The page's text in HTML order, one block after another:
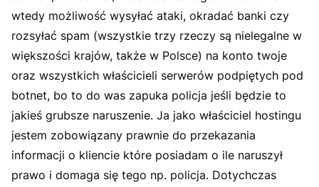
wtedy możliwość wysyłać ataki, okradać banki czy
rozsyłać spam (wszystkie trzy rzeczy są nielegalne w
większości krajów, także w Polsce) na konto twoje
oraz wszystkich właścicieli serwerów podpiętych pod
botnet, bo to do was zapuka policja jeśli będzie to
jakieś grubsze naruszenie. Ja jako właściciel hostingu
jestem zobowiązany prawnie do przekazania
informacji o kliencie które posiadam o ile naruszył
prawo i domaga się tego np. policja. Dotychczas